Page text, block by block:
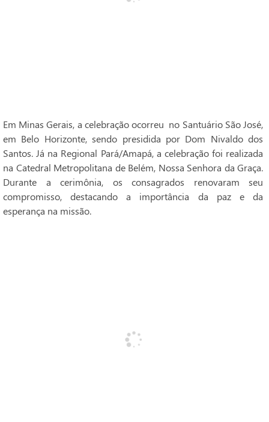
Em Minas Gerais, a celebração ocorreu no Santuário São José,
em Belo Horizonte, sendo presidida por Dom Nivaldo dos
Santos. Já na Regional Pará/Amapá, a celebração foi realizada
na Catedral Metropolitana de Belém, Nossa Senhora da Graça.
Durante a cerimônia, os consagrados renovaram seu
compromisso, destacando a importância da paz e da
esperança na missão.